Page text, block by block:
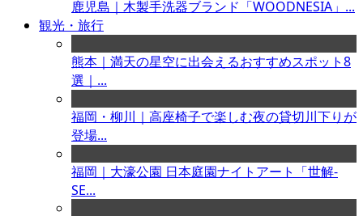
鹿児島｜木製手洗器ブランド「WOODNESIA」...
観光・旅行
熊本｜満天の星空に出会えるおすすめスポット8
選｜...
福岡・柳川｜高座椅子で楽しむ夜の貸切川下りが
登場...
福岡｜大濠公園 日本庭園ナイトアート「世解-
SE...